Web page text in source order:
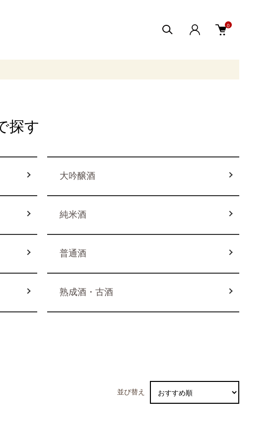
0
探す
大吟醸酒
純米酒
普通酒
熟成酒・古酒
並び替え